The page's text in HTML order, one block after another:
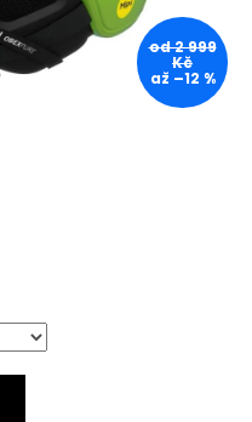
od 2 999
Kč
až –12 %